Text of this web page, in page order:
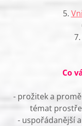
5.
7.
Co
- prožitek a
témat
- uspořádanější